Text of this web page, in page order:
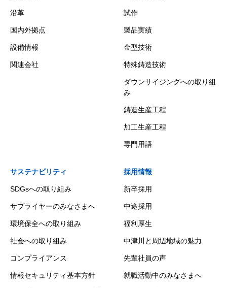
沿革
国内外拠点
設備情報
関連会社
試作
製品実績
金型技術
特殊鋳造技術
ダウンサイジングへの取り組
み
鋳造生産工程
加工生産工程
専門用語
サステナビリティ
SDGsへの取り組み
サプライヤーのみなさまへ
環境保全への取り組み
社会への取り組み
コンプライアンス
情報セキュリティ基本方針
採用情報
新卒採用
中途採用
福利厚生
中津川と周辺地域の魅力
先輩社員の声
就職活動中のみなさまへ